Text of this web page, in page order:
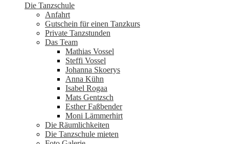
Die Tanzschule
Anfahrt
Gutschein für einen Tanzkurs
Private Tanzstunden
Das Team
Mathias Vossel
Steffi Vossel
Johanna Skoerys
Anna Kühn
Isabel Rogaa
Mats Gentzsch
Esther Faßbender
Moni Lämmerhirt
Die Räumlichkeiten
Die Tanzschule mieten